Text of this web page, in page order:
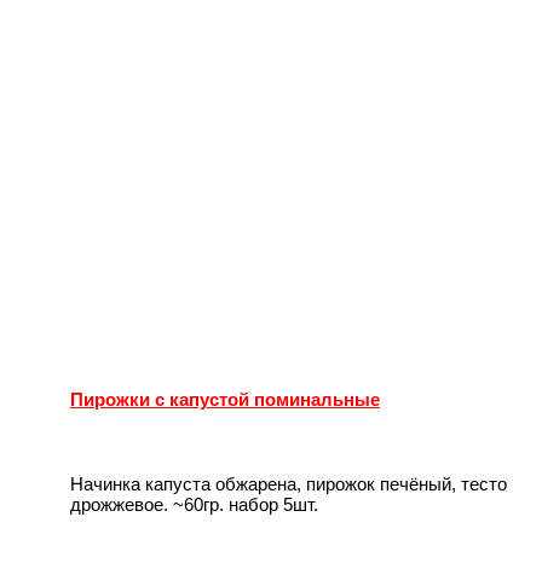
Пирожки с капустой поминальные
Начинка капуста обжарена, пирожок печёный, тесто
дрожжевое. ~60гр. набор 5шт.